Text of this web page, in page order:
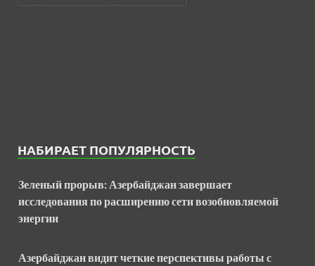
НАБИРАЕТ ПОПУЛЯРНОСТЬ
Зеленый прорыв: Азербайджан завершает
исследования по расширению сети возобновляемой
энергии
Азербайджан видит четкие перспективы работы с